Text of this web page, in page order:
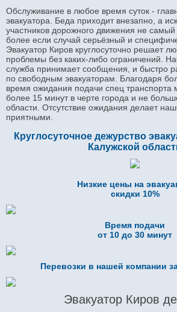
Обслуживание в любое время суток -
эвакуатора. Беда приходит внезапно, а
участников дорожного движения не
более если случай серьёзный и
Эвакуатор Киров круглосуточно решает
проблемы без каких-либо ограничений.
служба принимает сообщения, и быстро
по свободным эвакуаторам. Благодаря
время ожидания подачи спец транспорта
более 15 минут в черте города и не
области. Отсутствие ожидания делает
приятными.
Круглосуточное дежурство
Калужской
Низкие цены на
скидки 10%
Время подачи
от 10 до 30 минут
Перевозки в нашей компании
Эвакуатор Киров